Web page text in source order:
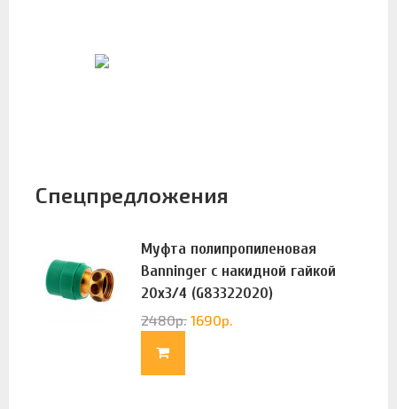
Спецпредложения
Муфта полипропиленовая
Banninger с накидной гайкой
20х3/4 (G83322020)
2480р. 1690р.